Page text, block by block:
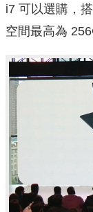
i7 可以選購，
空間最高為